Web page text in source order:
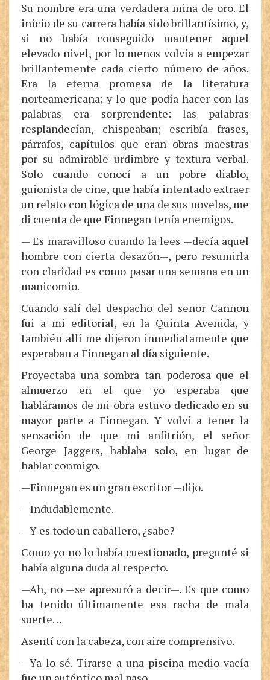
Su nombre era una verdadera mina de oro. El
inicio de su carrera había sido brillantísimo, y,
si no había conseguido mantener aquel
elevado nivel, por lo menos volvía a empezar
brillantemente cada cierto número de años.
Era la eterna promesa de la literatura
norteamericana; y lo que podía hacer con las
palabras era sorprendente: las palabras
resplandecían, chispeaban; escribía frases,
párrafos, capítulos que eran obras maestras
por su admirable urdimbre y textura verbal.
Solo cuando conocí a un pobre diablo,
guionista de cine, que había intentado extraer
un relato con lógica de una de sus novelas, me
di cuenta de que Finnegan tenía enemigos.
— Es maravilloso cuando la lees —decía aquel
hombre con cierta desazón—, pero resumirla
con claridad es como pasar una semana en un
manicomio.
Cuando salí del despacho del señor Cannon
fui a mi editorial, en la Quinta Avenida, y
también allí me dijeron inmediatamente que
esperaban a Finnegan al día siguiente.
Proyectaba una sombra tan poderosa que el
almuerzo en el que yo esperaba que
habláramos de mi obra estuvo dedicado en su
mayor parte a Finnegan. Y volví a tener la
sensación de que mi anfitrión, el señor
George Jaggers, hablaba solo, en lugar de
hablar conmigo.
—Finnegan es un gran escritor —dijo.
—Indudablemente.
—Y es todo un caballero, ¿sabe?
Como yo no lo había cuestionado, pregunté si
había alguna duda al respecto.
—Ah, no —se apresuró a decir—. Es que como
ha tenido últimamente esa racha de mala
suerte…
Asentí con la cabeza, con aire comprensivo.
—Ya lo sé. Tirarse a una piscina medio vacía